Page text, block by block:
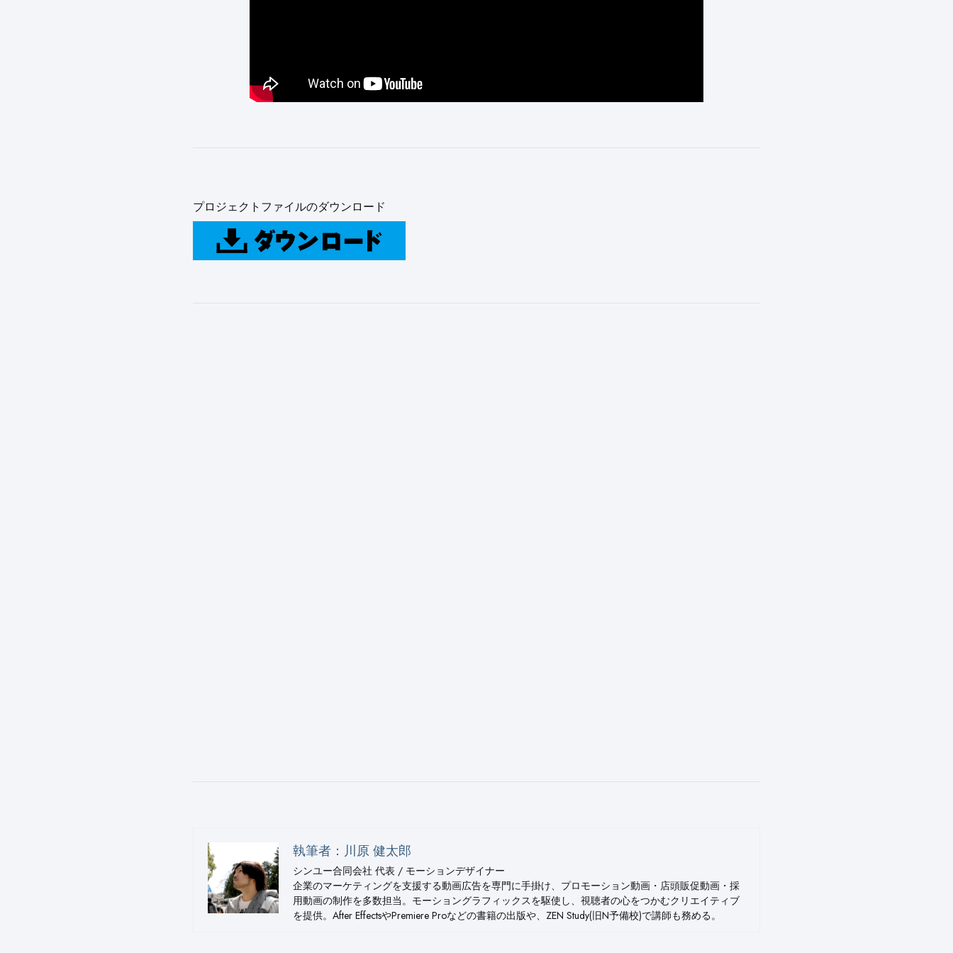
プロジェクトファイルのダウンロード
執筆者：川原 健太郎
シンユー合同会社 代表 / モーションデザイナー
企業のマーケティングを支援する動画広告を専門に手掛け、プロモーション動画・店頭販促動画・採
用動画の制作を多数担当。モーショングラフィックスを駆使し、視聴者の心をつかむクリエイティブ
を提供。After EffectsやPremiere Proなどの書籍の出版や、ZEN Study(旧N予備校)で講師も務める。